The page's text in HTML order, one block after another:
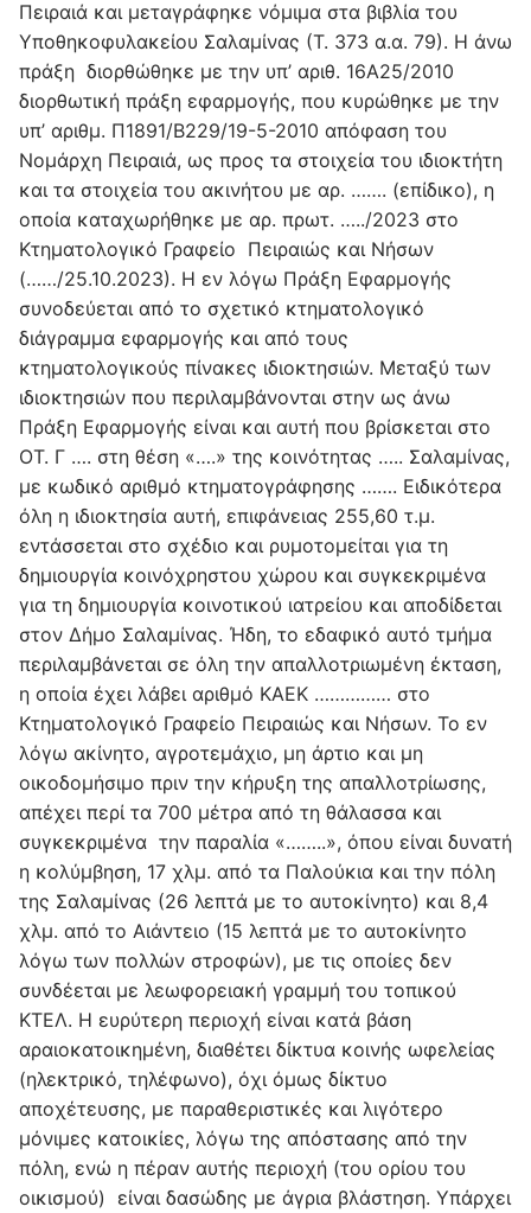
Πειραιά και μεταγράφηκε νόμιμα στα βιβλία του
Υποθηκοφυλακείου Σαλαμίνας (Τ. 373 α.α. 79). Η άνω
πράξη διορθώθηκε με την υπ’ αριθ. 16Α25/2010
διορθωτική πράξη εφαρμογής, που κυρώθηκε με την
υπ’ αριθμ. Π1891/Β229/19-5-2010 απόφαση του
Νομάρχη Πειραιά, ως προς τα στοιχεία του ιδιοκτήτη
και τα στοιχεία του ακινήτου με αρ. ……. (επίδικο), η
οποία καταχωρήθηκε με αρ. πρωτ. …../2023 στο
Κτηματολογικό Γραφείο Πειραιώς και Νήσων
(……/25.10.2023). Η εν λόγω Πράξη Εφαρμογής
συνοδεύεται από το σχετικό κτηματολογικό
διάγραμμα εφαρμογής και από τους
κτηματολογικούς πίνακες ιδιοκτησιών. Μεταξύ των
ιδιοκτησιών που περιλαμβάνονται στην ως άνω
Πράξη Εφαρμογής είναι και αυτή που βρίσκεται στο
ΟΤ. Γ …. στη θέση «….» της κοινότητας ….. Σαλαμίνας,
µε κωδικό αριθμό κτηματογράφησης ……. Ειδικότερα
όλη η ιδιοκτησία αυτή, επιφάνειας 255,60 τ.μ.
εντάσσεται στο σχέδιο και ρυμοτομείται για τη
δημιουργία κοινόχρηστου χώρου και συγκεκριμένα
για τη δημιουργία κοινοτικού ιατρείου και αποδίδεται
στον Δήμο Σαλαμίνας. Ήδη, το εδαφικό αυτό τμήμα
περιλαμβάνεται σε όλη την απαλλοτριωμένη έκταση,
η οποία έχει λάβει αριθμό ΚΑΕΚ …………… στο
Κτηματολογικό Γραφείο Πειραιώς και Νήσων. Το εν
λόγω ακίνητο, αγροτεμάχιο, μη άρτιο και μη
οικοδομήσιμο πριν την κήρυξη της απαλλοτρίωσης,
απέχει περί τα 700 μέτρα από τη θάλασσα και
συγκεκριμένα την παραλία «……..», όπου είναι δυνατή
η κολύμβηση, 17 χλμ. από τα Παλούκια και την πόλη
της Σαλαμίνας (26 λεπτά με το αυτοκίνητο) και 8,4
χλμ. από το Αιάντειο (15 λεπτά με το αυτοκίνητο
λόγω των πολλών στροφών), με τις οποίες δεν
συνδέεται με λεωφορειακή γραμμή του τοπικού
ΚΤΕΛ. Η ευρύτερη περιοχή είναι κατά βάση
αραιοκατοικημένη, διαθέτει δίκτυα κοινής ωφελείας
(ηλεκτρικό, τηλέφωνο), όχι όμως δίκτυο
αποχέτευσης, με παραθεριστικές και λιγότερο
μόνιμες κατοικίες, λόγω της απόστασης από την
πόλη, ενώ η πέραν αυτής περιοχή (του ορίου του
οικισμού) είναι δασώδης με άγρια βλάστηση. Υπάρχει